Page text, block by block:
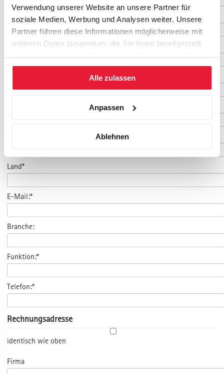
Verwendung unserer Website an unsere Partner für
soziale Medien, Werbung und Analysen weiter. Unsere
Partner führen diese Informationen möglicherweise mit
weiteren Daten zusammen, die Sie ihnen bereitgestellt
gesammelt haben.
Alle zulassen
Anpassen
Ablehnen
Vorname*
Firma
Land*
E-Mail:*
Branche:
Funktion:*
Telefon:*
Rechnungsadresse
identisch wie oben
Firma